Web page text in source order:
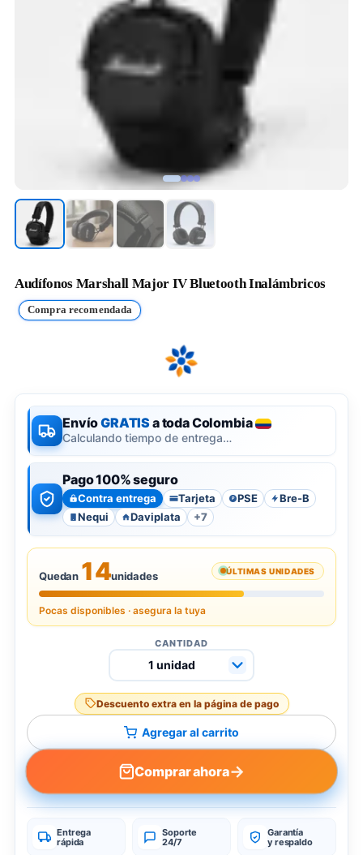
Audífonos Marshall Major IV Bluetooth Inalámbricos
Compra recomendada
EnvíoGRATISa toda Colombia
Calculando tiempo de entrega…
Pago 100% seguro
Contra entrega Tarjeta P PSE
Bre-B
Nequi
Daviplata +7
Quedan 14unidades ÚLTIMAS UNIDADES
Pocas disponibles · asegura la tuya
CANTIDAD
Descuento extra en la página de pago
Agregar al carrito
Comprar ahora→
Entrega
rápida
Soporte
24/7
Garantía
y respaldo